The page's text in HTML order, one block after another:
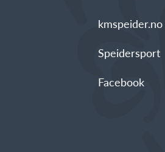
kmspeider.no
Speidersport
Facebook